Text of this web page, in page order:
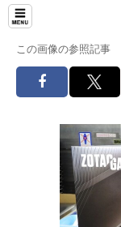
この画像の参照記事